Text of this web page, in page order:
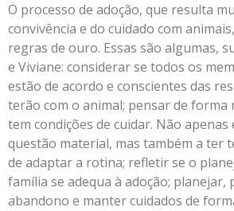
O processo de adoção, que resulta
convivência e do cuidado com
regras de ouro. Essas são algumas,
e Viviane: considerar se todos os
estão de acordo e conscientes das
terão com o animal; pensar de forma
tem condições de cuidar. Não apenas
questão material, mas também a ter
de adaptar a rotina; refletir se o
família se adequa à adoção; planejar,
abandono e manter cuidados de